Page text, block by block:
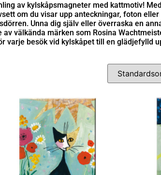
av kylskåpsmagneter med kattmotiv!
om du visar upp anteckningar, foton
Unna dig själv eller överraska en
välkända märken som Rosina
varje besök vid kylskåpet till en glädjefylld